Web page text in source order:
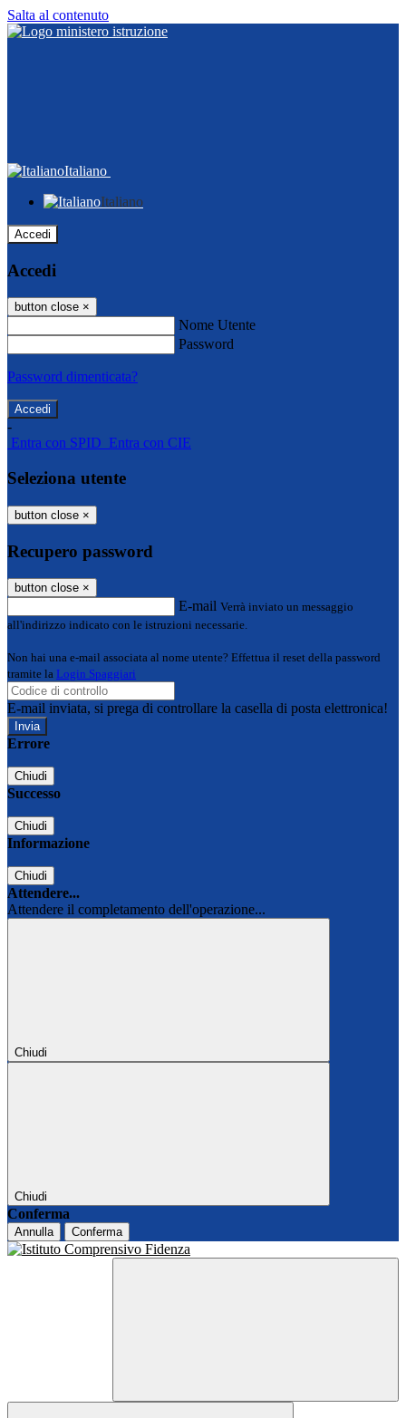
Salta al contenuto
Italiano
Italiano
Accedi
Accedi
button close ×
Nome Utente
Password
Password dimenticata?
-
Entra con SPID Entra con CIE
Seleziona utente
button close ×
Recupero password
button close ×
E-mail Verrà inviato un messaggio
all'indirizzo indicato con le istruzioni necessarie.
Non hai una e-mail associata al nome utente? Effettua il reset della password
tramite la Login Spaggiari
E-mail inviata, si prega di controllare la casella di posta elettronica!
Errore
Chiudi
Successo
Chiudi
Informazione
Chiudi
Attendere...
Attendere il completamento dell'operazione...
Chiudi
Chiudi
Conferma
Annulla Conferma